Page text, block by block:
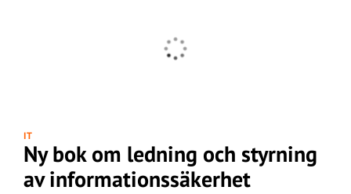
IT
Ny bok om ledning och styrning
av informationssäkerhet